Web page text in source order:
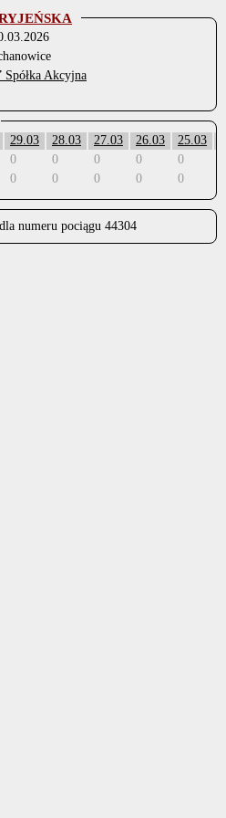
Spółka Akcyjna
29.03 28.03 27.03 26.03 25.03
0 0 0 0 0
0 0 0 0 0
numeru pociągu 44304